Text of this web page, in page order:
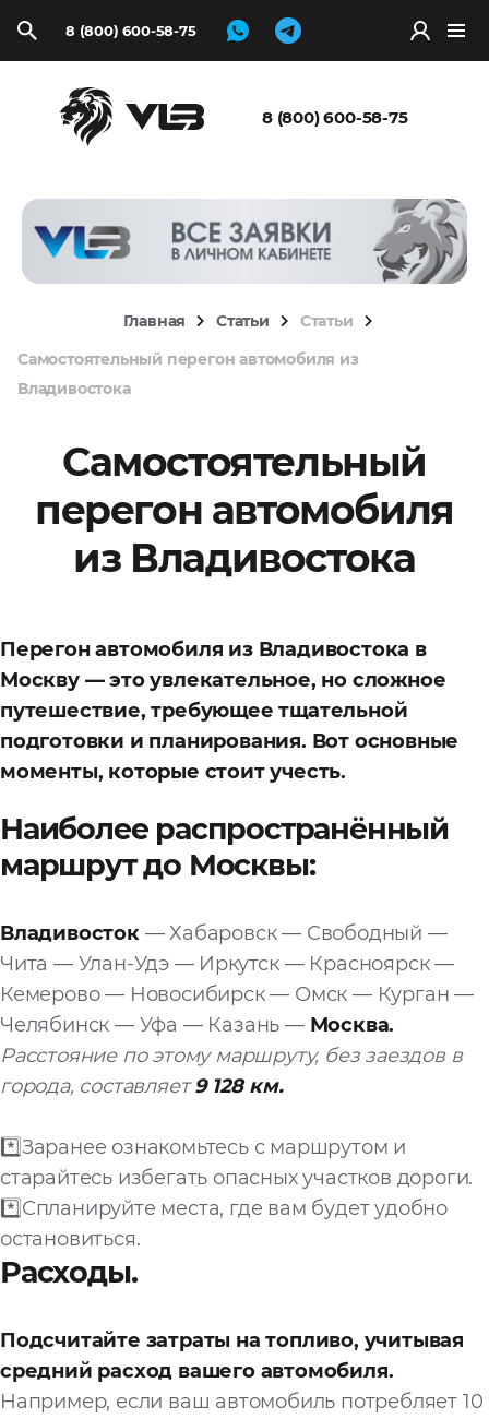
8 (800) 600-58-75
8 (800) 600-58-75
Главная Статьи
Статьи
Самостоятельный перегон автомобиля из
Владивостока
Самостоятельный
перегон автомобиля
из Владивостока
Перегон автомобиля из Владивостока в
Москву — это увлекательное, но сложное
путешествие, требующее тщательной
подготовки и планирования. Вот основные
моменты, которые стоит учесть.
Наиболее распространённый
маршрут до Москвы:
Владивосток— Хабаровск — Свободный —
Чита — Улан-Удэ — Иркутск — Красноярск —
Кемерово — Новосибирск — Омск — Курган —
Челябинск — Уфа — Казань — Москва.
Расстояние по этому маршруту, без заездов в
города, составляет9 128 км.
*️⃣Заранее ознакомьтесь с маршрутом и
старайтесь избегать опасных участков дороги.
*️⃣Спланируйте места, где вам будет удобно
остановиться.
Расходы.
Подсчитайте затраты на топливо, учитывая
средний расход вашего автомобиля.
Например, если ваш автомобиль потребляет 10
Запросить
расчёт
Выбрать файл
не
выбран
Согласен с
политикой
конфиденциальности
и на
обработку моих
данных
Запросить расчёт